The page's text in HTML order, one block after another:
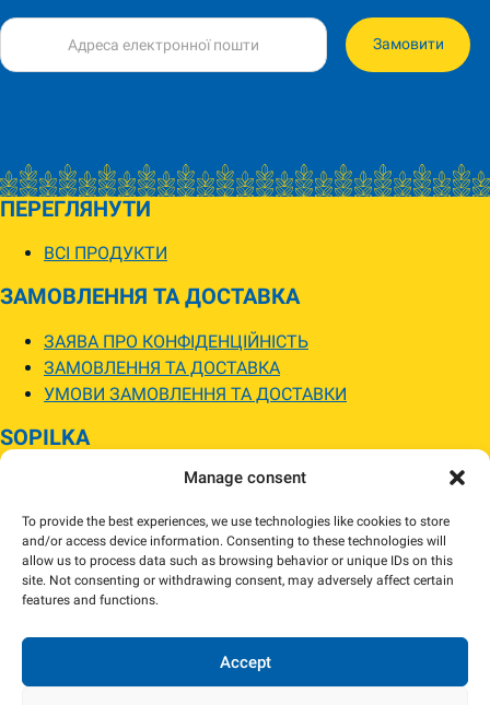
Manage consent
To provide the best experiences, we use technologies like cookies to store
and/or access device information. Consenting to these technologies will
allow us to process data such as browsing behavior or unique IDs on this
site. Not consenting or withdrawing consent, may adversely affect certain
features and functions.
Accept
Замовити
ПЕРЕГЛЯНУТИ
ВСІ ПРОДУКТИ
ЗАМОВЛЕННЯ ТА ДОСТАВКА
ЗАЯВА ПРО КОНФІДЕНЦІЙНІСТЬ
ЗАМОВЛЕННЯ ТА ДОСТАВКА
УМОВИ ЗАМОВЛЕННЯ ТА ДОСТАВКИ
SOPILKA
МАГАЗИНИ SOPILKA
НОВИНИ
Зображення товарів на вебсайті можуть відрізнятися від їхнього
За потреби ми зв’яжемося та погодимо заміну.